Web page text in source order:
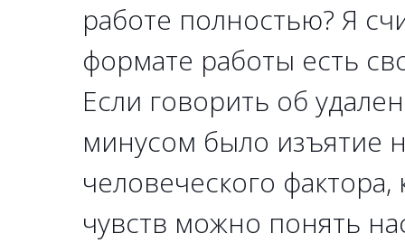
работе полностью? Я
формате работы есть
Если говорить об
минусом было изъятие
человеческого
чувств можно понять